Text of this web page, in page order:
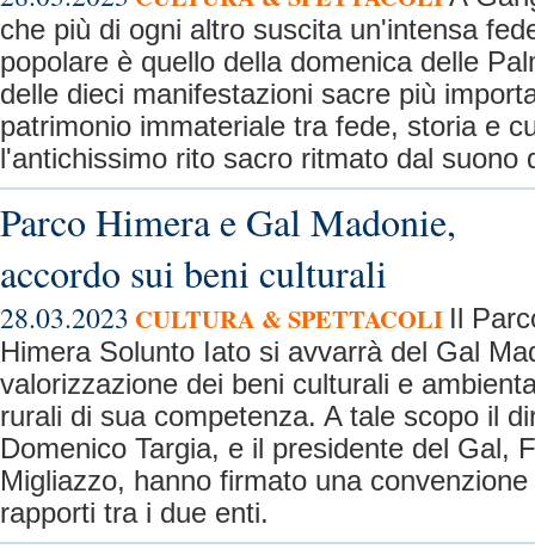
che più di ogni altro suscita un'intensa
popolare è quello della domenica delle
delle dieci manifestazioni sacre più
patrimonio immateriale tra fede, storia e
l'antichissimo rito sacro ritmato dal suono
Parco Himera e Gal Madonie,
accordo sui beni culturali
28.03.2023 CULTURA & SPETTACOLI Il
Himera Solunto Iato si avvarrà del Gal
valorizzazione dei beni culturali e
rurali di sua competenza. A tale scopo il
Domenico Targia, e il presidente del Gal,
Migliazzo, hanno firmato una
rapporti tra i due enti.